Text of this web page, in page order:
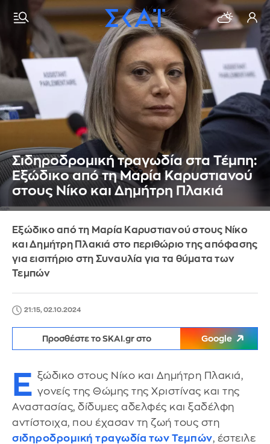
Σιδηροδρομική τραγωδία στα Τέμπη:
Εξώδικο από τη Μαρία Καρυστιανού
στους Νίκο και Δημήτρη Πλακιά
Εξώδικο από τη Μαρία Καρυστιανού στους Νίκο
και Δημήτρη Πλακιά στο περιθώριο της απόφασης
για εισιτήριο στη Συναυλία για τα θύματα των
Τεμπών
21:15, 02.10.2024
Προσθέστε το SKAI.gr στο Google
Ε ξώδικο στους Νίκο και Δημήτρη Πλακιά,
γονείς της Θώμης της Χριστίνας και της
Αναστασίας, δίδυμες αδελφές και ξαδέλφη
αντίστοιχα, που έχασαν τη ζωή τους στη
σιδηροδρομική τραγωδία των Τεμπών, έστειλε